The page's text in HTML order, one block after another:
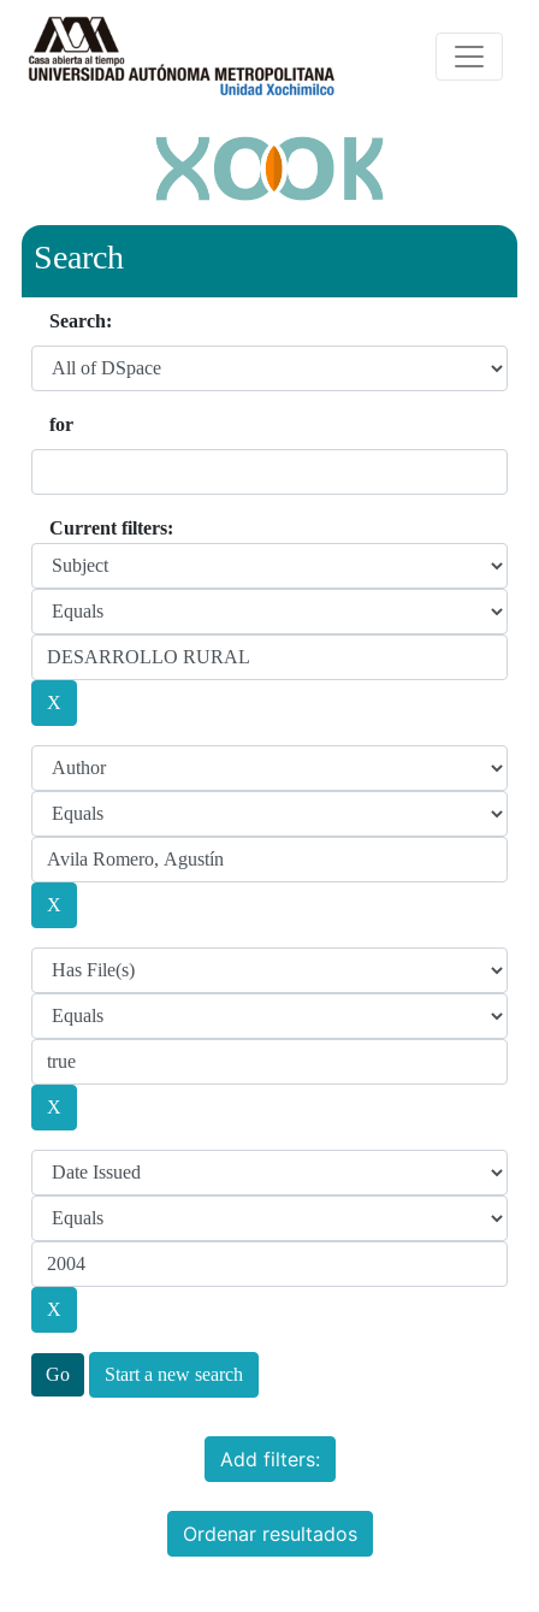
Search
Search:
for
Current filters:
Start a new search
Add filters:
Ordenar resultados